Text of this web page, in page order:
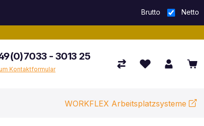
Brutto Netto
- 3013 25
Kontaktformular
WORKFLEX Arbeitsplatzsysteme